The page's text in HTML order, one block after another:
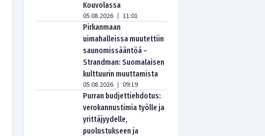
Kouvolassa
05.08.2026 | 11:01
Pirkanmaan
uimahalleissa muutettiin
saunomissääntöä –
Strandman: Suomalaisen
kulttuurin muuttamista
05.08.2026 | 09:19
Purran budjettiehdotus:
verokannustimia työlle ja
yrittäjyydelle,
puolustukseen ja